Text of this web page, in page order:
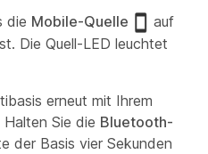
die Mobile-Quelle
auf
Die Quell-LED leuchtet
erneut mit Ihrem
Sie die Bluetooth-
der Basis vier Sekunden